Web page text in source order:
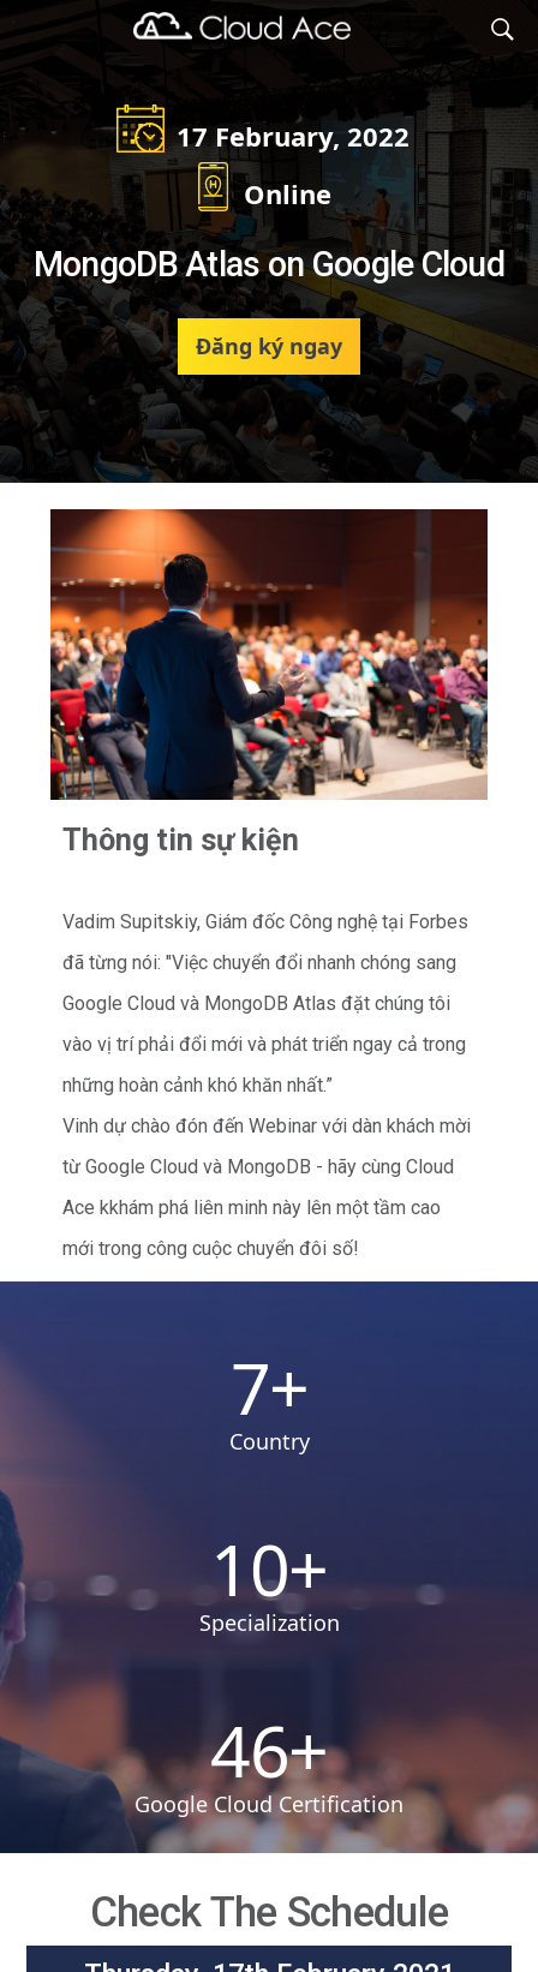
17 February, 2022
Online
MongoDB Atlas on Google Cloud
Đăng ký ngay
Thông tin sự kiện
Vadim Supitskiy, Giám đốc Công nghệ tại Forbes
đã từng nói: "Việc chuyển đổi nhanh chóng sang
Google Cloud và MongoDB Atlas đặt chúng tôi
vào vị trí phải đổi mới và phát triển ngay cả trong
những hoàn cảnh khó khăn nhất.”
Vinh dự chào đón đến Webinar với dàn khách mời
từ Google Cloud và MongoDB - hãy cùng Cloud
Ace kkhám phá liên minh này lên một tầm cao
mới trong công cuộc chuyển đôi số!
46+
Google Cloud Certification
10+
Specialization
7+
Country
Check The Schedule